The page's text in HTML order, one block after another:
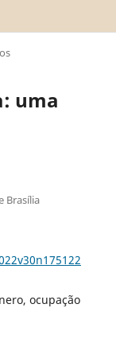
uma
Brasília
ocupação